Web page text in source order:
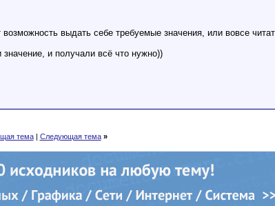
выдать себе требуемые значения, или вовсе
и получали всё что нужно))
тема| Следующая тема »